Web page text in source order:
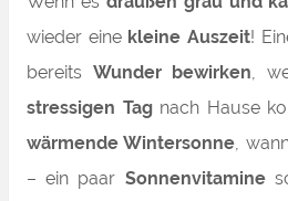
wieder eine kleine Auszeit!
bereits Wunder bewirken ,
stressigen Tagnach Hause
wärmende Wintersonne ,
– ein paar Sonnenvitamine